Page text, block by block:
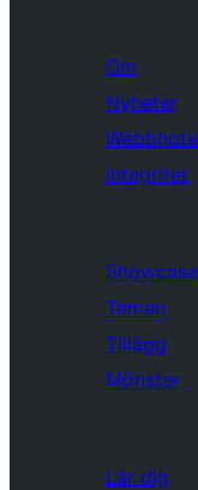
Om
Nyheter
Integritet
Showcase
Teman
Tillägg
Mönster
Lär dig